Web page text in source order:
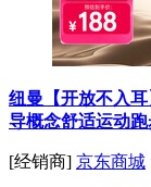
纽曼【开放不入
导概念舒适运动
[经销商] 京东商城